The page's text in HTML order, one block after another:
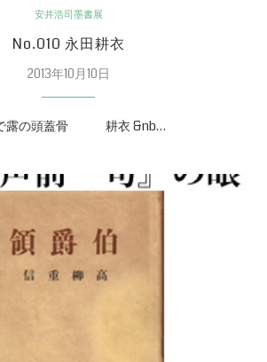
安井浩司墨書展
No.010 永田耕衣
2013年10月10日
で露の頭蓋骨 耕衣 &nb…